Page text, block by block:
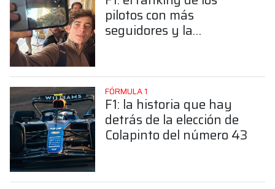
pilotos con más
seguidores y la
FÓRMULA 1
F1: la historia que hay
detrás de la elección de
Colapinto del número 43